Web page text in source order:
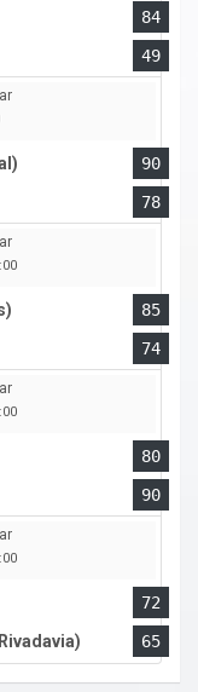
84
49
90
78
85
74
80
90
72
65